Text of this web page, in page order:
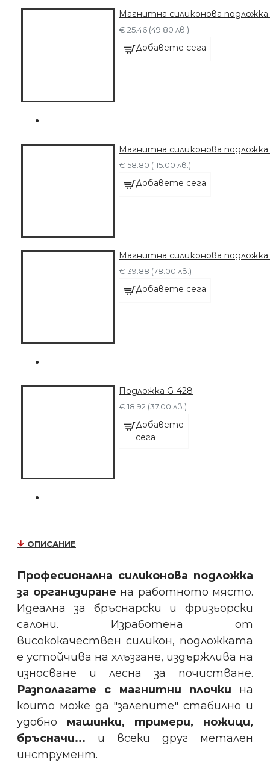
Магнитна силиконова подложка
€ 25.46 (49.80 лв.)
Добавете сега
Магнитна силиконова подложка
€ 58.80 (115.00 лв.)
Добавете сега
Магнитна силиконова подложка
€ 39.88 (78.00 лв.)
Добавете сега
Подложка G-428
€ 18.92 (37.00 лв.)
Добавете
сега
ОПИСАНИЕ
Професионална силиконова подложка
за организиране на работното място.
Идеална за бръснарски и фризьорски
салони. Изработена от
висококачествен силикон, подложката
е устойчива на хлъзгане, издържлива на
износване и лесна за почистване.
Разполагате с магнитни плочки на
които може да "залепите" стабилно и
удобно машинки, тримери, ножици,
бръсначи... и всеки друг метален
инструмент.